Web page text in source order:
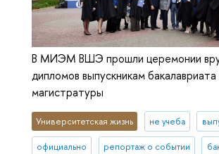
В МИЭМ ВШЭ прошли церемонии
дипломов выпускникам бакалавриата
магистратуры
Университетская жизнь не учеба
официально репортаж о событии